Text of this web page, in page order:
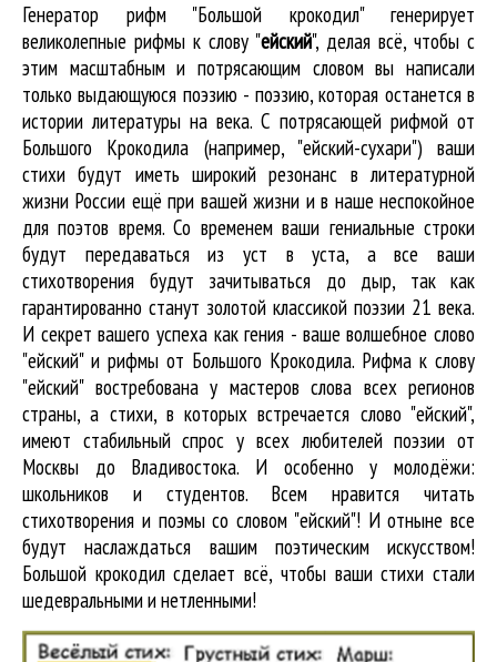
Генератор рифм "Большой крокодил" генерирует
великолепные рифмы к слову "ейский", делая всё, чтобы с
этим масштабным и потрясающим словом вы написали
только выдающуюся поэзию - поэзию, которая останется в
истории литературы на века. С потрясающей рифмой от
Большого Крокодила (например, "ейский-сухари") ваши
стихи будут иметь широкий резонанс в литературной
жизни России ещё при вашей жизни и в наше неспокойное
для поэтов время. Со временем ваши гениальные строки
будут передаваться из уст в уста, а все ваши
стихотворения будут зачитываться до дыр, так как
гарантированно станут золотой классикой поэзии 21 века.
И секрет вашего успеха как гения - ваше волшебное слово
"ейский" и рифмы от Большого Крокодила. Рифма к слову
"ейский" востребована у мастеров слова всех регионов
страны, а стихи, в которых встречается слово "ейский",
имеют стабильный спрос у всех любителей поэзии от
Москвы до Владивостока. И особенно у молодёжи:
школьников и студентов. Всем нравится читать
стихотворения и поэмы со словом "ейский"! И отныне все
будут наслаждаться вашим поэтическим искусством!
Большой крокодил cделает всё, чтобы ваши стихи стали
шедевральными и нетленными!